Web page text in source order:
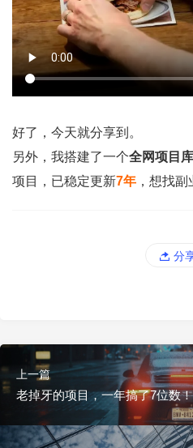
好了，今天就分享到。
另外，我搭建了一个全网项目库
项目，已稳定更新7年 ，想找
分
上一篇
老掉牙的项目，一年搞了7位数！